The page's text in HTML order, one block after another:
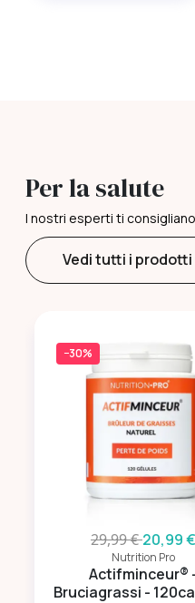
Per la salute
I nostri esperti ti
Vedi tutti i prodotti
−30%
29,99 €20,99 €
Nutrition Pro
Actifminceur®
Bruciagrassi -